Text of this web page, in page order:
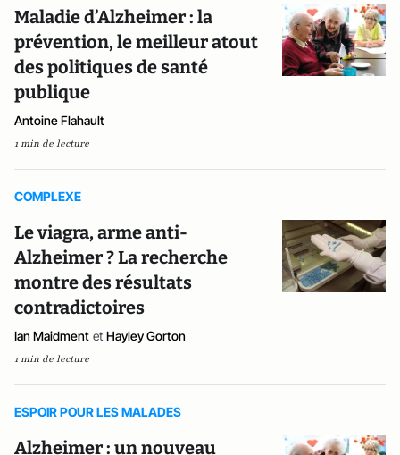
Maladie d’Alzheimer : la
prévention, le meilleur atout
des politiques de santé
publique
Antoine Flahault
1 min de lecture
COMPLEXE
Le viagra, arme anti-
Alzheimer ? La recherche
montre des résultats
contradictoires
Ian Maidment et Hayley Gorton
1 min de lecture
ESPOIR POUR LES MALADES
Alzheimer : un nouveau